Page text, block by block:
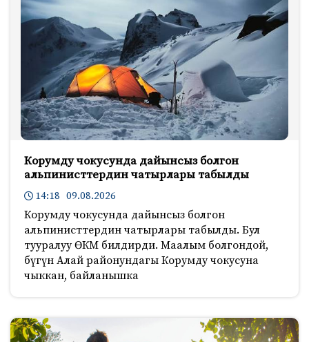
Корумду чокусунда дайынсыз болгон
альпинисттердин чатырлары табылды
14:18 09.08.2026
Корумду чокусунда дайынсыз болгон
альпинисттердин чатырлары табылды. Бул
тууралуу ӨКМ билдирди. Маалым болгондой,
бүгүн Алай районундагы Корумду чокусуна
чыккан, байланышка